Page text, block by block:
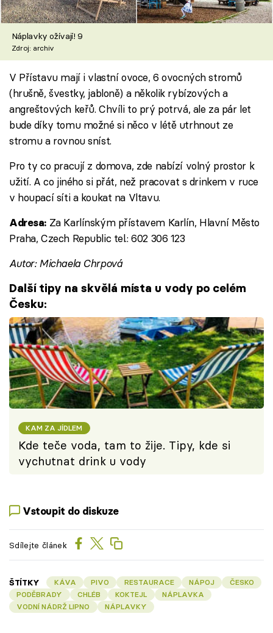
Náplavky ožívají! 9
Zdroj: archiv
V Přístavu mají i vlastní ovoce, 6 ovocných stromů
(hrušně, švestky, jabloně) a několik rybízových a
angreštových keřů. Chvíli to prý potrvá, ale za pár let
bude díky tomu možné si něco v létě utrhnout ze
stromu a rovnou sníst.
Pro ty co pracují z domova, zde nabízí volný prostor k
užití. A co jiného si přát, než pracovat s drinkem v ruce
v houpací síti a koukat na Vltavu.
Adresa: Za Karlínským přístavem Karlín, Hlavní Město
Praha, Czech Republic tel.: 602 306 123
Autor: Michaela Chrpová
Další tipy na skvělá místa u vody po celém
Česku:
KAM ZA JÍDLEM
Kde teče voda, tam to žije. Tipy, kde si
vychutnat drink u vody
Vstoupit do diskuze
Sdílejte článek
ŠTÍTKY KÁVA PIVO RESTAURACE NÁPOJ
ČESKO
PODĚBRADY
CHLÉB KOKTEJL
NÁPLAVKA
VODNÍ NÁDRŽ LIPNO
NÁPLAVKY